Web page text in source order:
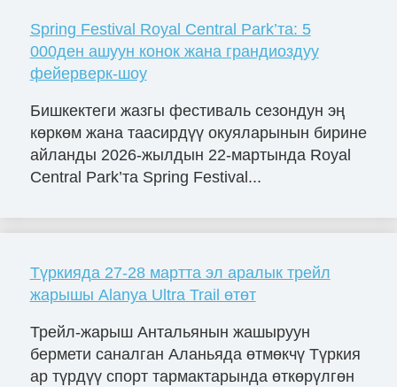
Spring Festival Royal Central Park’та: 5
000ден ашуун конок жана грандиоздуу
фейерверк-шоу
Бишкектеги жазгы фестиваль сезондун эң
көркөм жана таасирдүү окуяларынын бирине
айланды 2026-жылдын 22-мартында Royal
Central Park’та Spring Festival...
Түркияда 27-28 мартта эл аралык трейл
жарышы Alanya Ultra Trail өтөт
Трейл-жарыш Антальянын жашыруун
бермети саналган Аланьяда өтмөкчү Түркия
ар түрдүү спорт тармактарында өткөрүлгөн